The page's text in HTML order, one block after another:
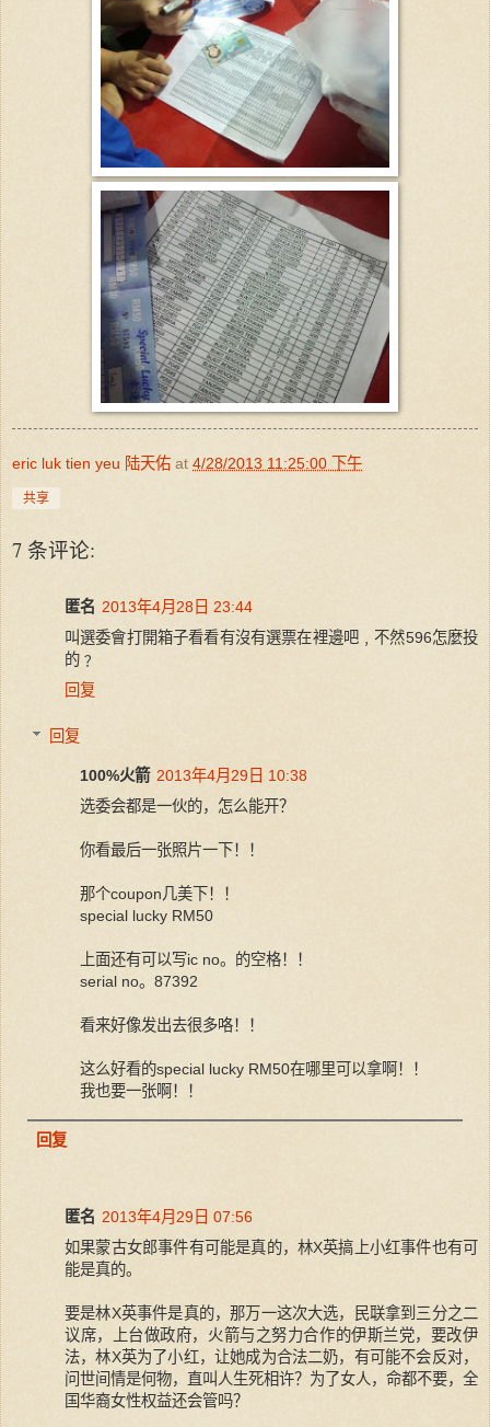
eric luk tien yeu 陆天佑 at 4/28/2013 11:25:00 下午
共享
7 条评论:
匿名 2013年4月28日 23:44
叫選委會打開箱子看看有沒有選票在裡邊吧﹐不然596怎麼投
的﹖
回复
回复
100%火箭 2013年4月29日 10:38
选委会都是一伙的，怎么能开？
你看最后一张照片一下！！
那个coupon几美下！！
special lucky RM50
上面还有可以写ic no。的空格！！
serial no。87392
看来好像发出去很多咯！！
这么好看的special lucky RM50在哪里可以拿啊！！
我也要一张啊！！
回复
匿名 2013年4月29日 07:56
如果蒙古女郎事件有可能是真的，林X英搞上小红事件也有可
能是真的。
要是林X英事件是真的，那万一这次大选，民联拿到三分之二
议席，上台做政府，火箭与之努力合作的伊斯兰党，要改伊
法，林X英为了小红，让她成为合法二奶，有可能不会反对，
问世间情是何物，直叫人生死相许？为了女人，命都不要，全
国华裔女性权益还会管吗？